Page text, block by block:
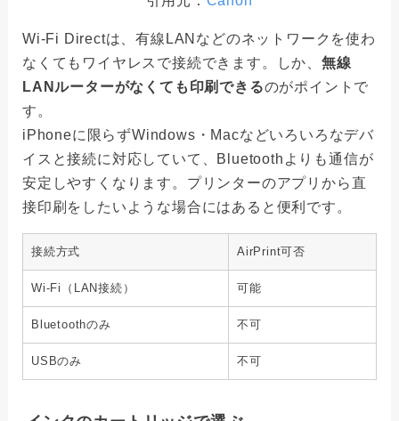
Wi-Fi Directは、有線LANなどのネットワークを使わ
なくてもワイヤレスで接続できます。しか、 無線
LANルーターがなくても印刷できるのがポイントで
す。
iPhoneに限らずWindows・Macなどいろいろなデバ
イスと接続に対応していて、Bluetoothよりも通信が
安定しやすくなります。プリンターのアプリから直
接印刷をしたいような場合にはあると便利です。
接続方式 AirPrint可否
Wi-Fi（LAN接続） 可能
Bluetoothのみ 不可
USBのみ 不可